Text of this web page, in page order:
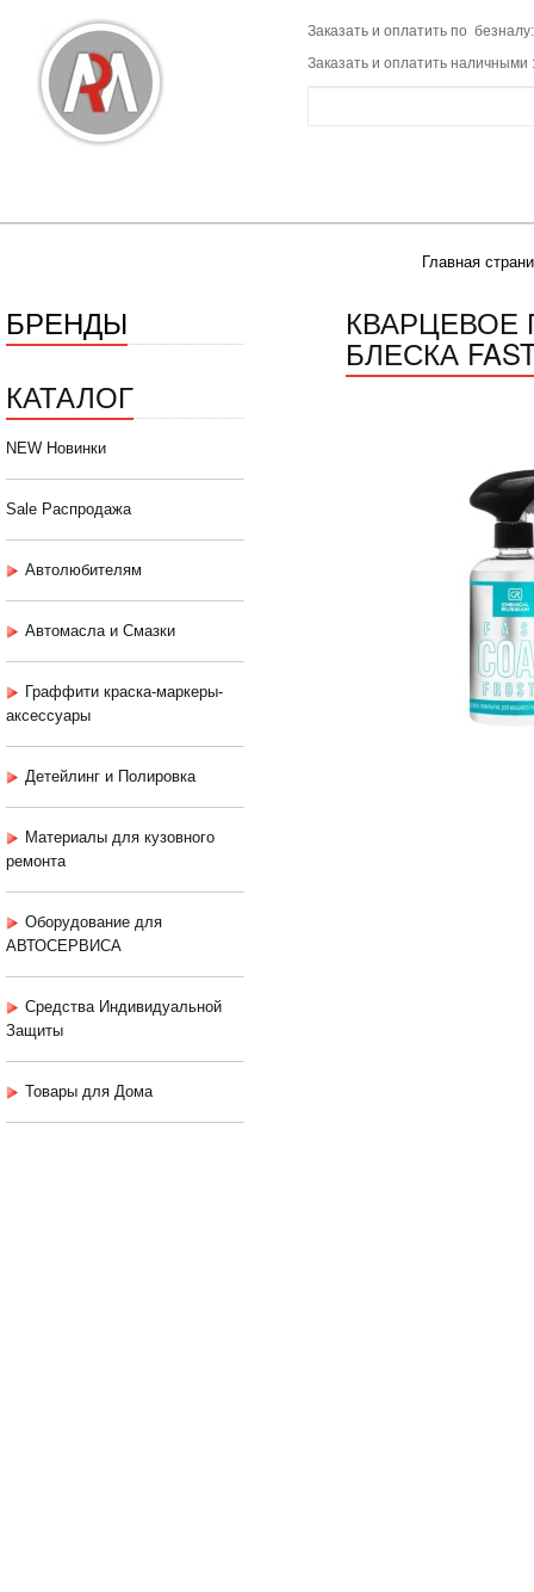
Заказать и оплатить по
Заказать и оплатить наличными
Главная
БРЕНДЫ
КАТАЛОГ
NEW Новинки
Sale Распродажа
Автолюбителям
Автомасла и Смазки
Граффити краска-маркеры-
аксессуары
Детейлинг и Полировка
Материалы для кузовного
ремонта
Оборудование для
АВТОСЕРВИСА
Средства Индивидуальной
Защиты
Товары для Дома
БЛЕСКА